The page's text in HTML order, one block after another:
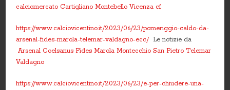
calciomercato Cartigliano Montebello Vicenza cf
https://www.calciovicentino.it/2023/06/23/pomeriggio-caldo-da-
arsenal-fides-marola-telemar-valdagno-ecc/ Le notizie da
Arsenal Coelsanus Fides Marola Montecchio San Pietro Telemar
Valdagno
https://www.calciovicentino.it/2023/06/23/e-per-chiudere-una-